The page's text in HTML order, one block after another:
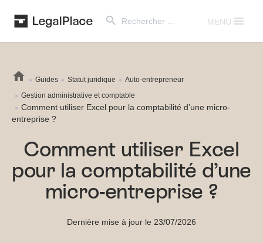
for:
MENU
Guides Statut juridique
Auto-entrepreneur
Gestion administrative et comptable
Comment utiliser Excel pour la comptabilité d’une micro-
entreprise ?
Comment utiliser Excel
pour la comptabilité d’une
micro-entreprise ?
Dernière mise à jour le 23/07/2026